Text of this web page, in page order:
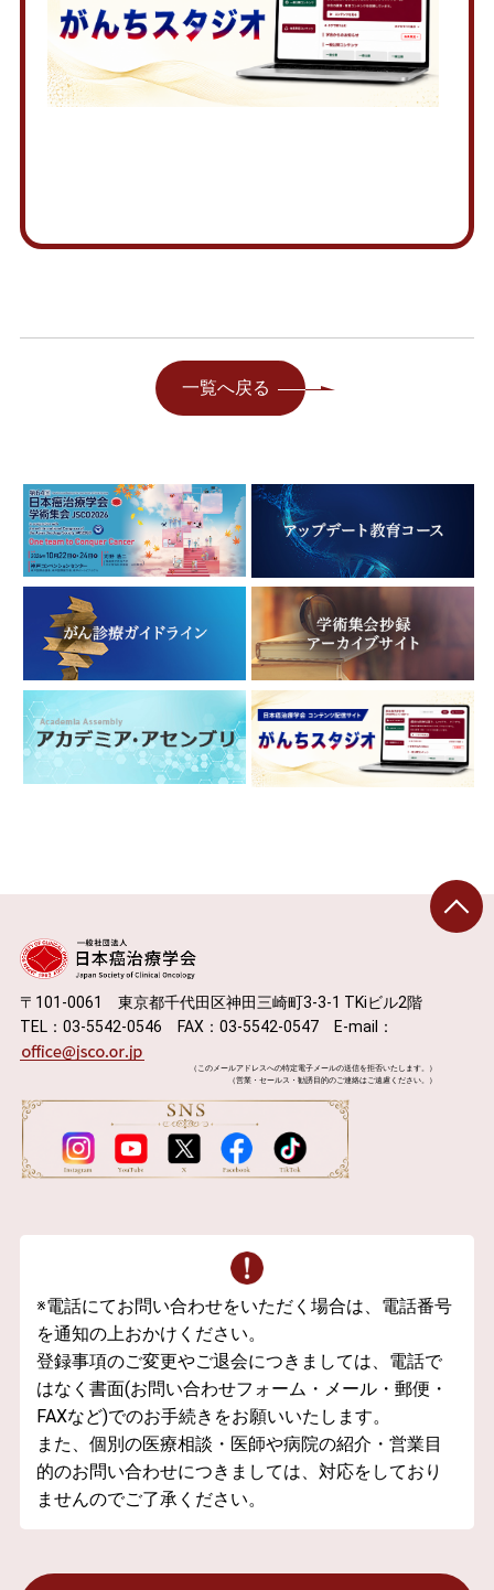
一覧へ戻る
〒101-0061 東京都千代田区神田三崎町3-3-1 TKiビル2階
TEL：03-5542-0546 FAX：03-5542-0547 E-mail：
（このメールアドレスへの特定電子メールの送信を拒否いたします。）
（営業・セールス・勧誘目的のご連絡はご遠慮ください。）
※電話にてお問い合わせをいただく場合は、電話番号
を通知の上おかけください。
登録事項のご変更やご退会につきましては、電話で
はなく書面(お問い合わせフォーム・メール・郵便・
FAXなど)でのお手続きをお願いいたします。
また、個別の医療相談・医師や病院の紹介・営業目
的のお問い合わせにつきましては、対応をしており
ませんのでご了承ください。